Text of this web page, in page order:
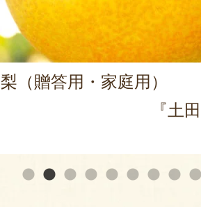
国産玄米食パン
『パン工房ドリーム